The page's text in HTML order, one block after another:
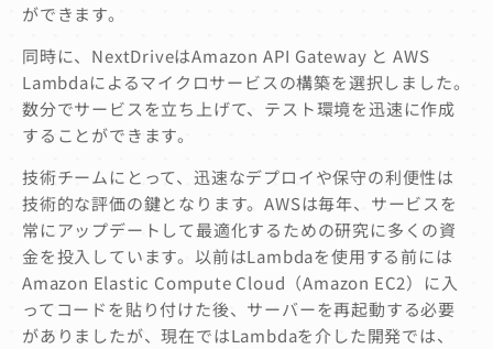
ができます。
同時に、NextDriveはAmazon API Gateway と AWS
Lambdaによるマイクロサービスの構築を選択しました。
数分でサービスを立ち上げて、テスト環境を迅速に作成
することができます。
技術チームにとって、迅速なデプロイや保守の利便性は
技術的な評価の鍵となります。AWSは毎年、サービスを
常にアップデートして最適化するための研究に多くの資
金を投入しています。以前はLambdaを使用する前には
Amazon Elastic Compute Cloud（Amazon EC2）に入
ってコードを貼り付けた後、サーバーを再起動する必要
がありましたが、現在ではLambdaを介した開発では、